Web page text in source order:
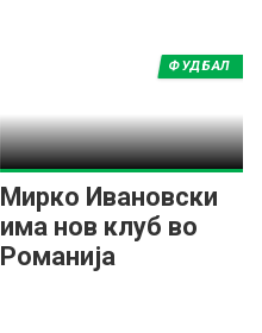
Мирко Ивановски
има нов клуб во
Романија
ФУДБАЛ